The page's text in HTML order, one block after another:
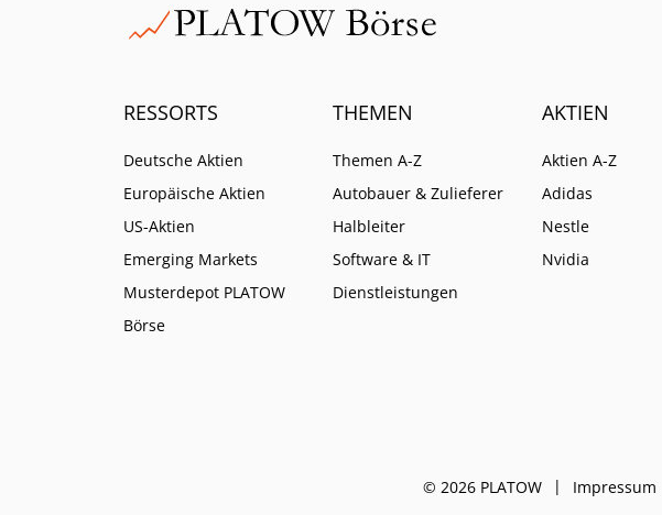
RESSORTS
Deutsche Aktien
Europäische Aktien
US-Aktien
Emerging Markets
Musterdepot PLATOW
Börse
THEMEN
Themen A-Z
Autobauer & Zulieferer
Halbleiter
Software & IT
Dienstleistungen
AKTIEN
Aktien A-Z
Adidas
Nestle
Nvidia
© 2026 PLATOW Impressum